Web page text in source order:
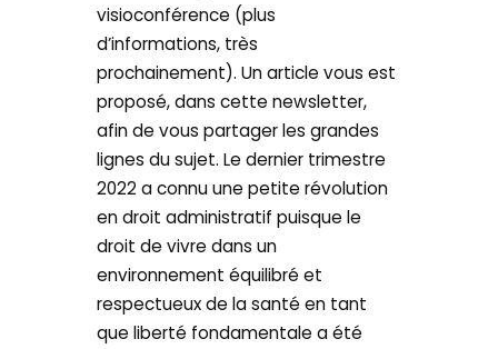
visioconférence (plus
d’informations, très
prochainement). Un article vous est
proposé, dans cette newsletter,
afin de vous partager les grandes
lignes du sujet. Le dernier trimestre
2022 a connu une petite révolution
en droit administratif puisque le
droit de vivre dans un
environnement équilibré et
respectueux de la santé en tant
que liberté fondamentale a été